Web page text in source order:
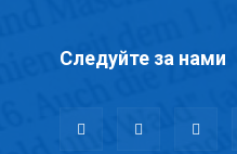
Следуйте за нами